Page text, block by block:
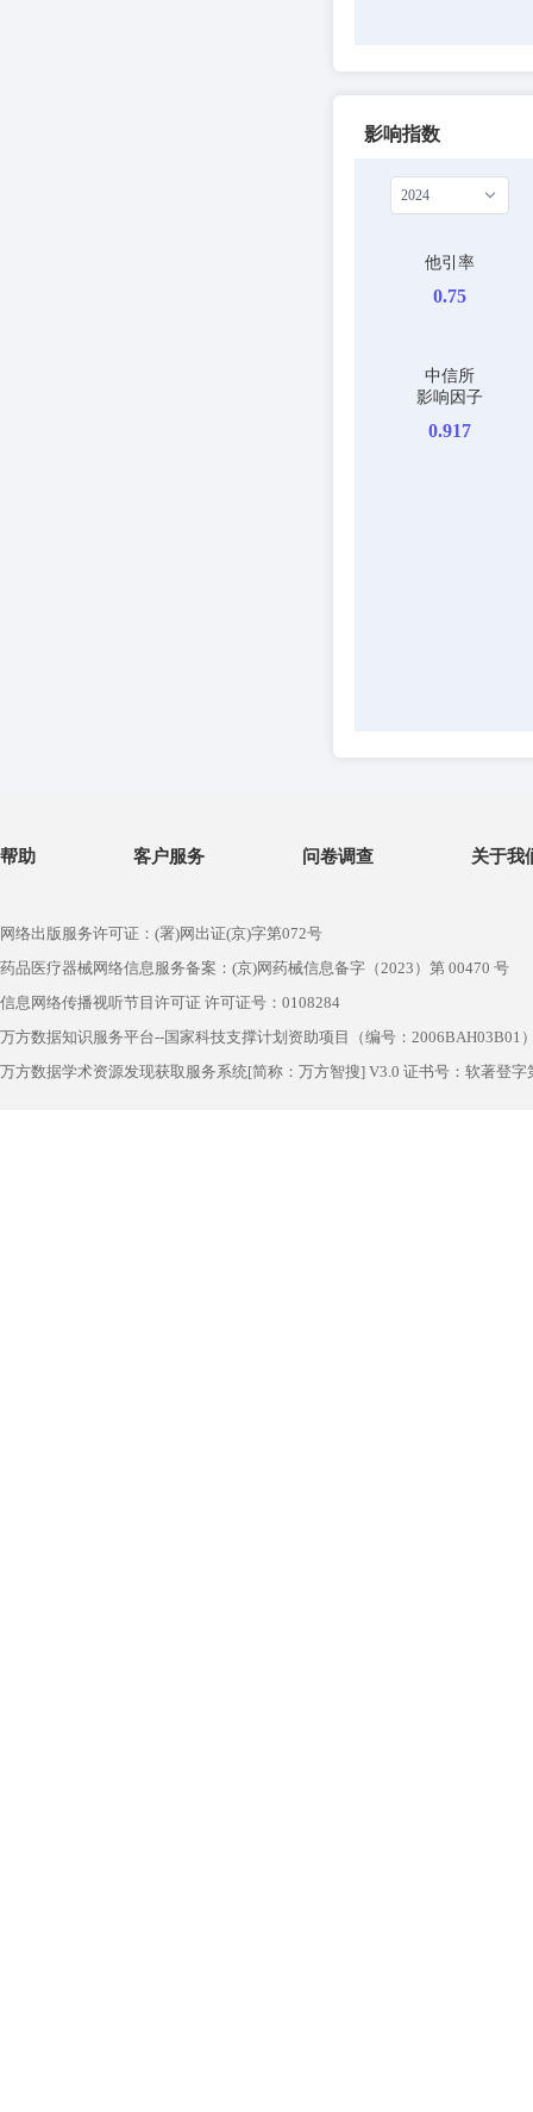
影响指数
2024
他引率
0.75
中信所
影响因子
0.917
帮助 客户服务 问卷调查 关于我
网络出版服务许可证：(署)网出证(京)字第072号
药品医疗器械网络信息服务备案：(京)网药械信息备字（2023）第 00470 号
信息网络传播视听节目许可证 许可证号：0108284
万方数据知识服务平台--国家科技支撑计划资助项目（编号：2006BAH03B01
万方数据学术资源发现获取服务系统[简称：万方智搜] V3.0 证书号：软著登字